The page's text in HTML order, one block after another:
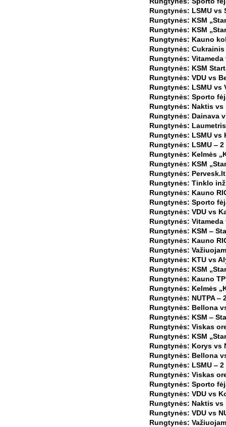
Rungtynės: LSMU vs
Rungtynės: KSM
Rungtynės: KSM
Rungtynės: Kauno
Rungtynės: Cukrainis
Rungtynės: Vitameda
Rungtynės: KSM
Rungtynės: VDU vs
Rungtynės: LSMU vs
Rungtynės: Sporto
Rungtynės: Naktis vs
Rungtynės: Dainava
Rungtynės:
Rungtynės: LSMU vs
Rungtynės: LSMU ‒ 2
Rungtynės: Kelmės
Rungtynės: KSM
Rungtynės:
Rungtynės: Tinklo
Rungtynės: Kauno
Rungtynės: Sporto
Rungtynės: VDU vs
Rungtynės: Vitameda
Rungtynės: KSM ‒
Rungtynės: Kauno
Rungtynės:
Rungtynės: KTU vs
Rungtynės: KSM
Rungtynės: Kauno
Rungtynės: Kelmės
Rungtynės: NUTPA ‒
Rungtynės: Bellona
Rungtynės: KSM ‒
Rungtynės: Viskas
Rungtynės: KSM
Rungtynės: Korys vs
Rungtynės: Bellona
Rungtynės: LSMU ‒ 2
Rungtynės: Viskas
Rungtynės: Sporto
Rungtynės: VDU vs
Rungtynės: Naktis vs
Rungtynės: VDU vs
Rungtynės: